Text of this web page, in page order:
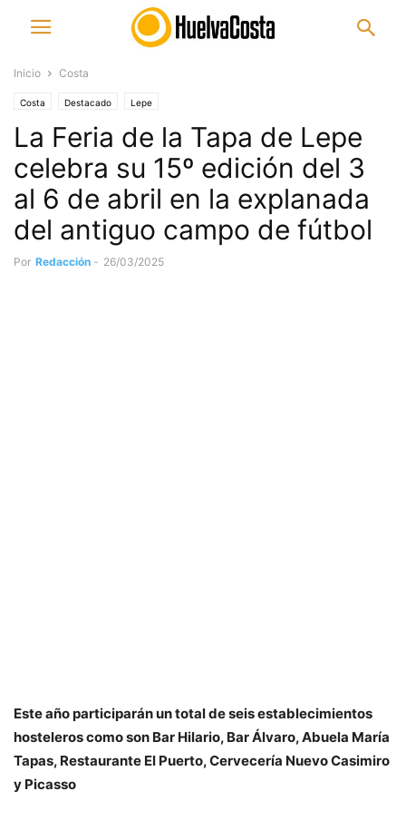
Inicio Costa
Costa Destacado Lepe
La Feria de la Tapa de Lepe
celebra su 15º edición del 3
al 6 de abril en la explanada
del antiguo campo de fútbol
Por Redacción - 26/03/2025
Este año participarán un total de seis establecimientos
hosteleros como son Bar Hilario, Bar Álvaro, Abuela María
Tapas, Restaurante El Puerto, Cervecería Nuevo Casimiro
y Picasso